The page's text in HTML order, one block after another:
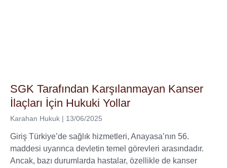
SGK Tarafından Karşılanmayan Kanser
İlaçları İçin Hukuki Yollar
Karahan Hukuk 13/06/2025
Giriş Türkiye’de sağlık hizmetleri, Anayasa’nın 56.
maddesi uyarınca devletin temel görevleri arasındadır.
Ancak, bazı durumlarda hastalar, özellikle de kanser